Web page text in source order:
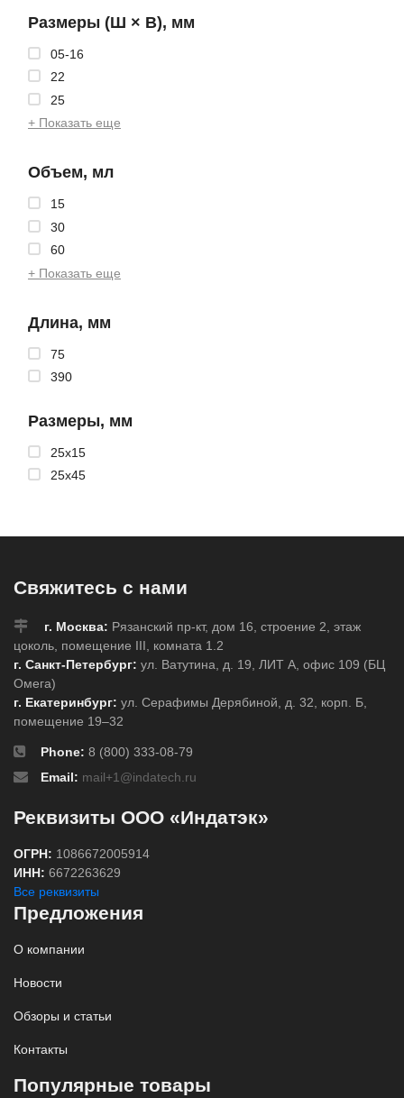
Размеры (Ш × В), мм
05-16
22
25
+ Показать еще
Объем, мл
15
30
60
+ Показать еще
Длина, мм
75
390
Размеры, мм
25x15
25x45
Свяжитесь с нами
г. Москва: Рязанский пр-кт, дом 16, строение 2, этаж
цоколь, помещение III, комната 1.2
г. Санкт-Петербург: ул. Ватутина, д. 19, ЛИТ А, офис 109 (БЦ
Омега)
г. Екатеринбург: ул. Серафимы Дерябиной, д. 32, корп. Б,
помещение 19–32
Phone: 8 (800) 333-08-79
Email: mail+1@indatech.ru
Реквизиты ООО «Индатэк»
ОГРН: 1086672005914
ИНН: 6672263629
Все реквизиты
Предложения
О компании
Новости
Обзоры и статьи
Контакты
Популярные товары